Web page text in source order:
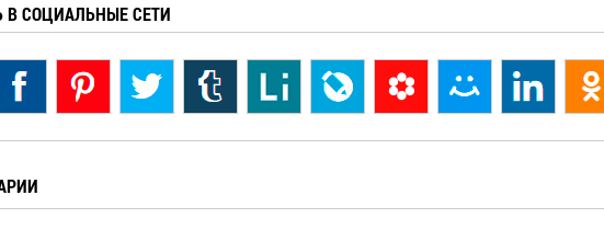
В СОЦИАЛЬНЫЕ СЕТИ